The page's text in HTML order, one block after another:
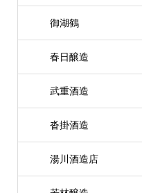
御湖鶴
春日醸造
武重酒造
沓掛酒造
湯川酒造店